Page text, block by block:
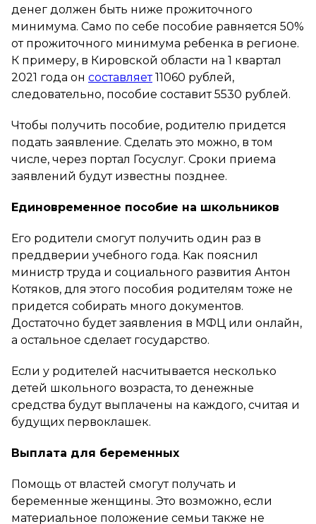
денег должен быть ниже прожиточного
минимума. Само по себе пособие равняется 50%
от прожиточного минимума ребенка в регионе.
К примеру, в Кировской области на 1 квартал
2021 года он составляет11060 рублей,
следовательно, пособие составит 5530 рублей.
Чтобы получить пособие, родителю придется
подать заявление. Сделать это можно, в том
числе, через портал Госуслуг. Сроки приема
заявлений будут известны позднее.
Единовременное пособие на школьников
Его родители смогут получить один раз в
преддверии учебного года. Как пояснил
министр труда и социального развития Антон
Котяков, для этого пособия родителям тоже не
придется собирать много документов.
Достаточно будет заявления в МФЦ или онлайн,
а остальное сделает государство.
Если у родителей насчитывается несколько
детей школьного возраста, то денежные
средства будут выплачены на каждого, считая и
будущих первоклашек.
Выплата для беременных
Помощь от властей смогут получать и
беременные женщины. Это возможно, если
материальное положение семьи также не